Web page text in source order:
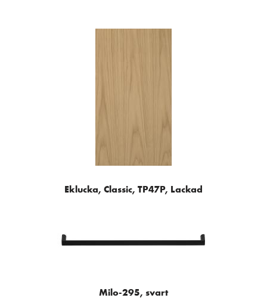
Eklucka, Classic, TP47P, Lackad
Milo-295, svart